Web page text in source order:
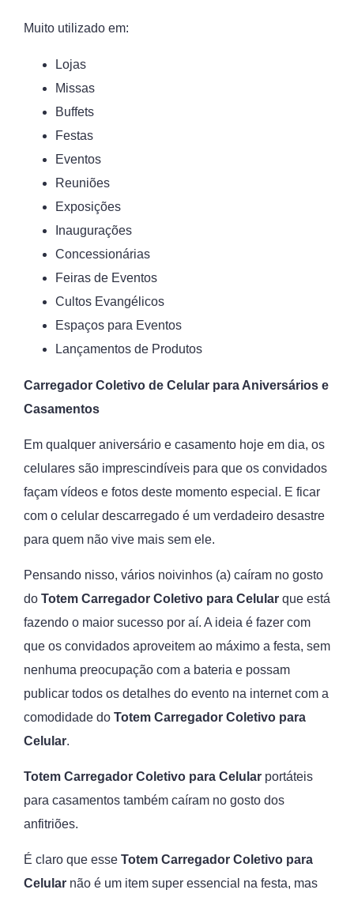
Muito utilizado em:
Lojas
Missas
Buffets
Festas
Eventos
Reuniões
Exposições
Inaugurações
Concessionárias
Feiras de Eventos
Cultos Evangélicos
Espaços para Eventos
Lançamentos de Produtos
Carregador Coletivo de Celular para Aniversários e
Casamentos
Em qualquer aniversário e casamento hoje em dia, os
celulares são imprescindíveis para que os convidados
façam vídeos e fotos deste momento especial. E ficar
com o celular descarregado é um verdadeiro desastre
para quem não vive mais sem ele.
Pensando nisso, vários noivinhos (a) caíram no gosto
do Totem Carregador Coletivo para Celular que está
fazendo o maior sucesso por aí. A ideia é fazer com
que os convidados aproveitem ao máximo a festa, sem
nenhuma preocupação com a bateria e possam
publicar todos os detalhes do evento na internet com a
comodidade do Totem Carregador Coletivo para
Celular.
Totem Carregador Coletivo para Celular portáteis
para casamentos também caíram no gosto dos
anfitriões.
É claro que esse Totem Carregador Coletivo para
Celular não é um item super essencial na festa, mas